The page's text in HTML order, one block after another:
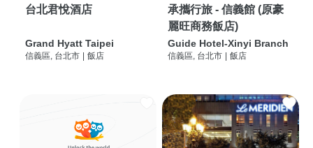
台北君悅酒店
Grand Hyatt Taipei
信義區, 台北市 飯店
承攜行旅 - 信義館 (原豪
麗旺商務飯店)
Guide Hotel-Xinyi Branch
信義區, 台北市 飯店